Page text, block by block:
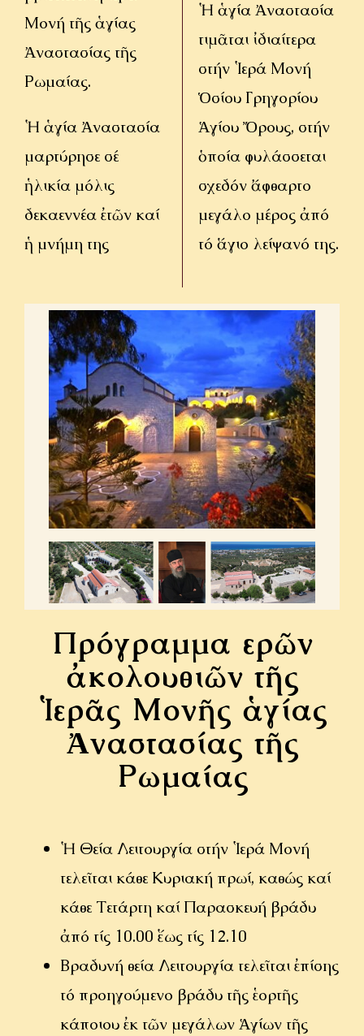
ΟΜΙΛΙΕΣ
ΙΕΡΑΠΟΣΤΟΛΗ
ΕΠΙΚΟΙΝΩΝΙΑ
Μονή τῆς ἁγίας
Ἀναστασίας τῆς
Ρωμαίας.
Ἡ ἁγία Ἀναστασία
μαρτύρησε σέ
ἡλικία μόλις
δεκαεννέα ἐτῶν καί
ἡ μνήμη της
Ἡ ἁγία Ἀναστασία
τιμᾶται ἰδιαίτερα
στήν Ἱερά Μονή
Ὁσίου Γρηγορίου
Ἁγίου Ὄρους, στήν
ὁποία φυλάσσεται
σχεδόν ἄφθαρτο
μεγάλο μέρος ἀπό
τό ἅγιο λείψανό της.
Πρόγραμμα ερῶν
ἀκολουθιῶν τῆς
Ἱερᾶς Μονῆς ἁγίας
Ἀναστασίας τῆς
Ρωμαίας
Ἡ Θεία Λειτουργία στήν Ἱερά Μονή
τελεῖται κάθε Κυριακή πρωί, καθώς καί
κάθε Τετάρτη καί Παρασκευή βράδυ
ἀπό τίς 10.00 ἕως τίς 12.10
Βραδυνή θεία Λειτουργία τελεῖται ἐπίσης
τό προηγούμενο βράδυ τῆς ἑορτῆς
κάποιου ἐκ τῶν μεγάλων Ἁγίων τῆς